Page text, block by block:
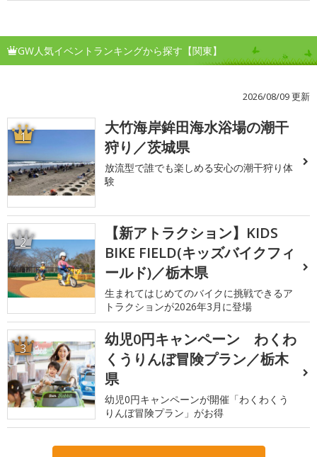
GW人気イベントランキングから探す【関東】
2026/08/09 更新
1
大竹海岸鉾田海水浴場の潮干
狩り／茨城県
放流型で誰でも楽しめる安心の潮干狩り体
験
2
【新アトラクション】KIDS
BIKE FIELD(キッズバイクフィ
ールド)／栃木県
生まれてはじめてのバイクに挑戦できるア
トラクションが2026年3月に登場
3
幼児0円キャンペーン わくわ
くうりんぼ冒険プラン／栃木
県
幼児0円キャンペーンが開催「わくわくう
りんぼ冒険プラン」がお得